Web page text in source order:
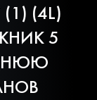
(4L)
5